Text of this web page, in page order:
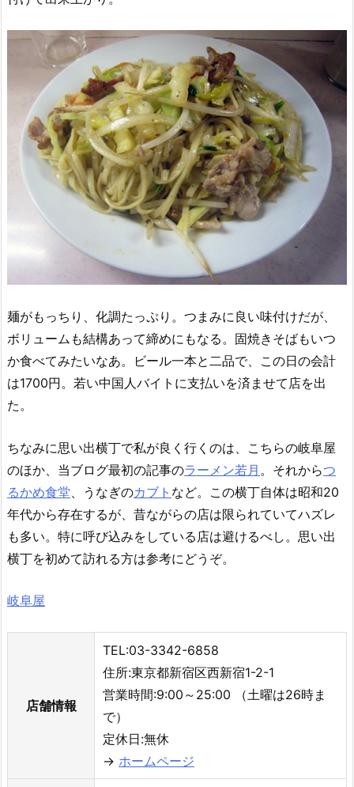
麺がもっちり、化調たっぷり。つまみに良い味付けだが、
ボリュームも結構あって締めにもなる。固焼きそばもいつ
か食べてみたいなあ。ビール一本と二品で、この日の会計
は1700円。若い中国人バイトに支払いを済ませて店を出
た。
ちなみに思い出横丁で私が良く行くのは、こちらの岐阜屋
のほか、当ブログ最初の記事のラーメン若月 。それからつ
るかめ食堂 、うなぎのカブト など。この横丁自体は昭和20
年代から存在するが、昔ながらの店は限られていてハズレ
も多い。特に呼び込みをしている店は避けるべし。思い出
横丁を初めて訪れる方は参考にどうぞ。
岐阜屋
店舗情報
TEL:03-3342-6858
住所:東京都新宿区西新宿1-2-1
営業時間:9:00～25:00 （土曜は26時ま
で）
定休日:無休
→ ホームページ